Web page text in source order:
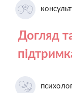
Догляд